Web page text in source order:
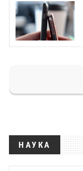
НАУКА